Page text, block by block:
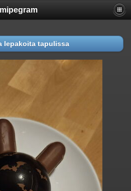
mipegram
lepakoita tapulissa